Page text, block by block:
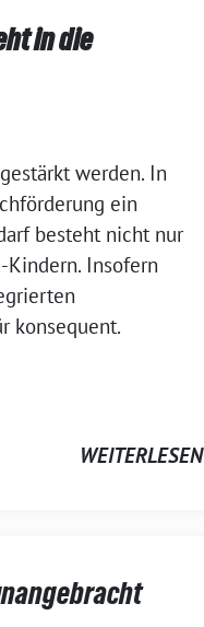
in die
werden. In
ein
besteht nicht nur
Insofern
konsequent.
WEITERLESEN